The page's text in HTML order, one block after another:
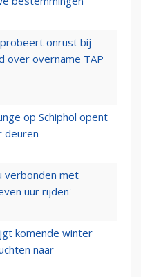
onrust bij
over overname TAP
op Schiphol opent
deuren
verbonden met
uur rijden'
komende winter
naar